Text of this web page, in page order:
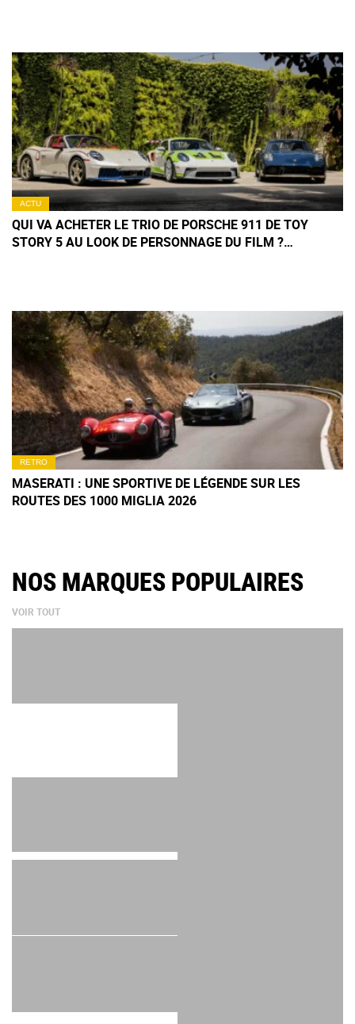
ACTU
QUI VA ACHETER LE TRIO DE PORSCHE 911 DE TOY
STORY 5 AU LOOK DE PERSONNAGE DU FILM ?
RETRO
MASERATI : UNE SPORTIVE DE LÉGENDE SUR LES
ROUTES DES 1000 MIGLIA 2026
NOS MARQUES POPULAIRES
VOIR TOUT